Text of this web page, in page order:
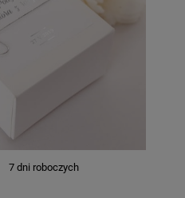
7 dni roboczych